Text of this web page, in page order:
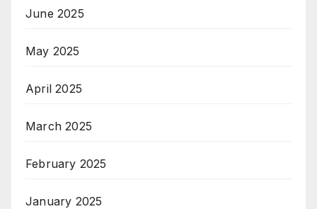
June 2025
May 2025
April 2025
March 2025
February 2025
January 2025